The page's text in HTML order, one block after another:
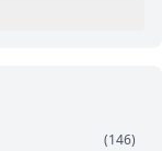
(146)